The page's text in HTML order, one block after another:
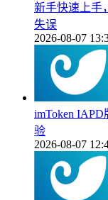
新手快速上手
失误
2026-08-07
imToken
验
2026-08-07